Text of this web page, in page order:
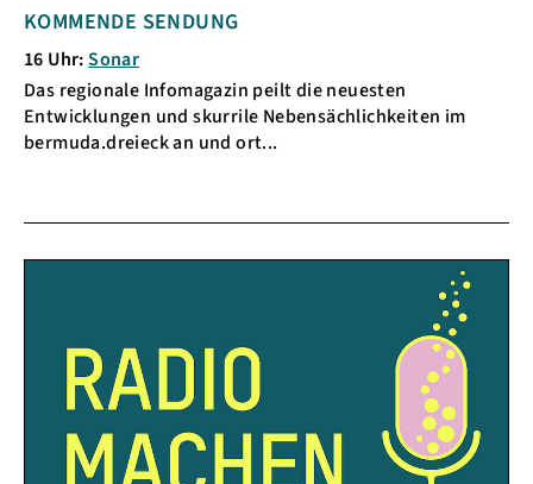
KOMMENDE SENDUNG
16 Uhr:Sonar
Das regionale Infomagazin peilt die neuesten
Entwicklungen und skurrile Nebensächlichkeiten im
bermuda.dreieck an und ort...